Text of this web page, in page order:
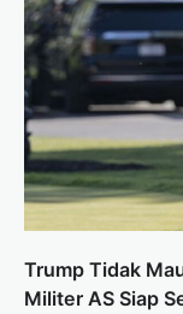
Trump Tidak
Militer AS Siap